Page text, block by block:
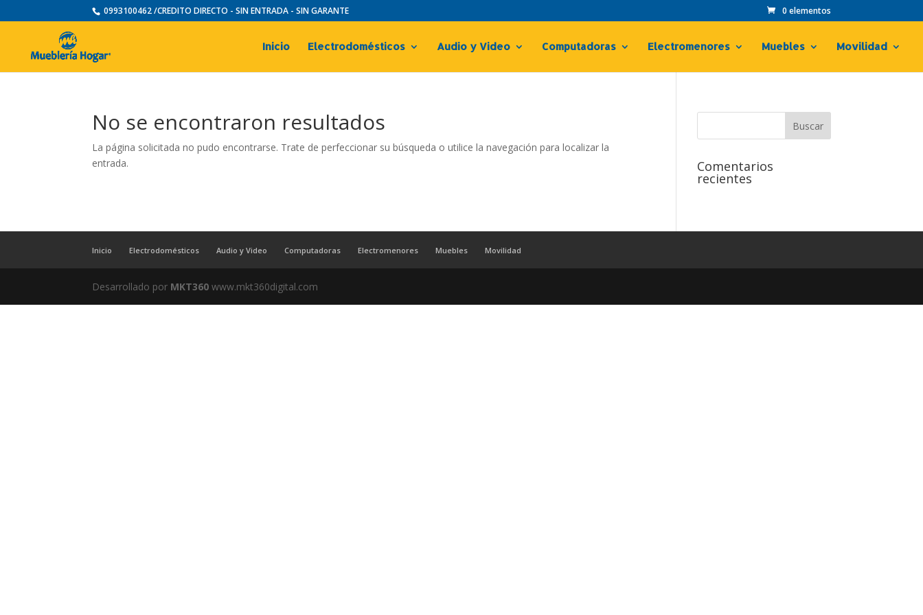
0993100462 /CREDITO DIRECTO - SIN ENTRADA - SIN GARANTE 0 elementos
Inicio Electrodomésticos Audio y Video Computadoras Electromenores Muebles Movilidad
No se encontraron resultados
La página solicitada no pudo encontrarse. Trate de perfeccionar su búsqueda o utilice la navegación para localizar la
entrada.
Comentarios
recientes
Inicio Electrodomésticos Audio y Video Computadoras Electromenores Muebles Movilidad
Desarrollado por MKT360 www.mkt360digital.com